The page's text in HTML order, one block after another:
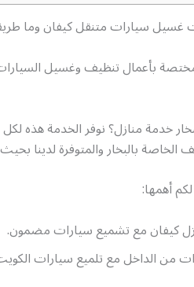
سيارات متنقل كيفان وما
بأعمال تنظيف وغسيل
خدمة منازل؟ نوفر الخدمة هذه لكل
الخاصة بالبخار والمتوفرة لدينا
أهمها:
كيفان مع تشميع سيارات مضمون.
من الداخل مع تلميع سيارات